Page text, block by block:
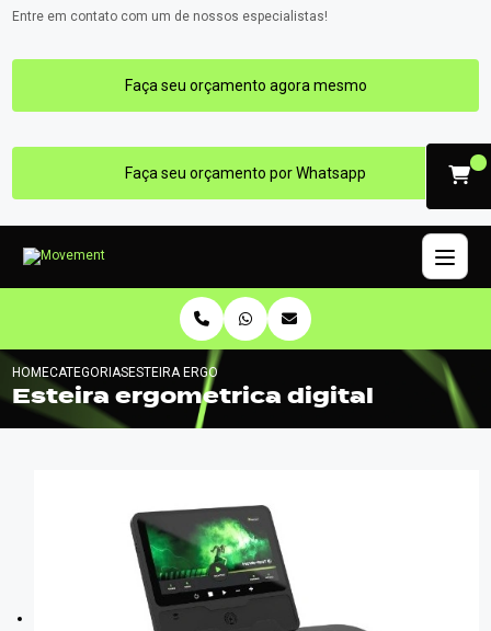
Entre em contato com um de nossos especialistas!
Faça seu orçamento agora mesmo
Faça seu orçamento por Whatsapp
HOMECATEGORIASESTEIRA ERGOMETRICA DIGITAL
Esteira ergometrica digital